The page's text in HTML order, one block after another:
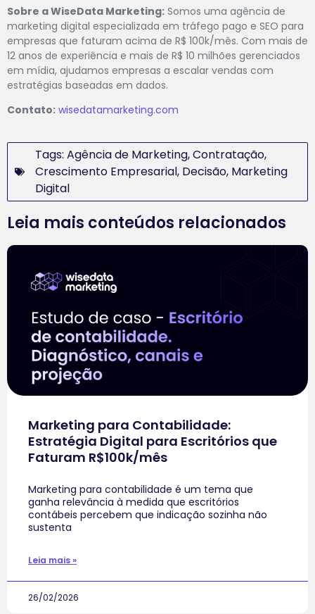
Sobre a WiseData Marketing: Somos uma agência de
marketing digital especializada em tráfego pago e SEO para
empresas que faturam acima de R$ 100k/mês. Com mais de
12 anos de experiência e mais de R$ 10 milhões gerenciados
em mídia, ajudamos empresas a escalar vendas com
estratégias baseadas em dados.
Contato: wisedatamarketing.com
Tags: Agência de Marketing,Contratação,
Crescimento Empresarial, Decisão, Marketing
Digital
Leia mais conteúdos relacionados
Marketing para Contabilidade:
Estratégia Digital para Escritórios que
Faturam R$100k/mês
Marketing para contabilidade é um tema que
ganha relevância à medida que escritórios
contábeis percebem que indicação sozinha não
sustenta
Leia mais »
26/02/2026